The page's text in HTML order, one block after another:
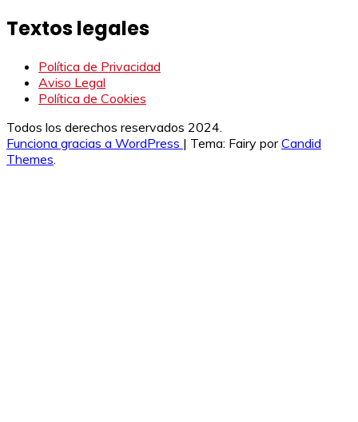
Textos legales
Política de Privacidad
Aviso Legal
Política de Cookies
Todos los derechos reservados 2024.
Funciona gracias a WordPress | Tema: Fairy porCandid
Themes.